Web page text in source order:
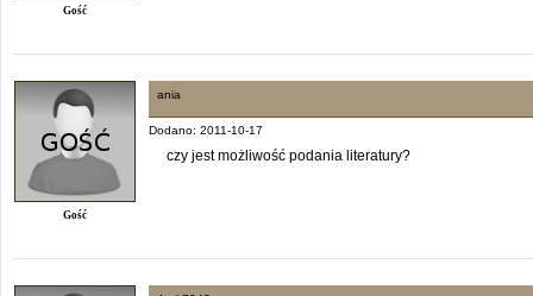
Gość
Gość
ania
Dodano: 2011-10-17
czy jest możliwość podania literatury?